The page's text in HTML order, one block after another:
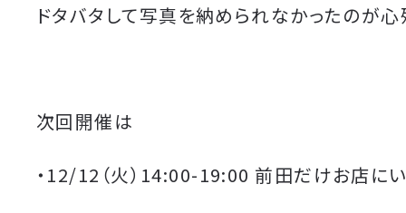
ドタバタして写真を納められなかったのが心
次回開催は
・12/12（火）14:00-19:00 前田だけお店にい